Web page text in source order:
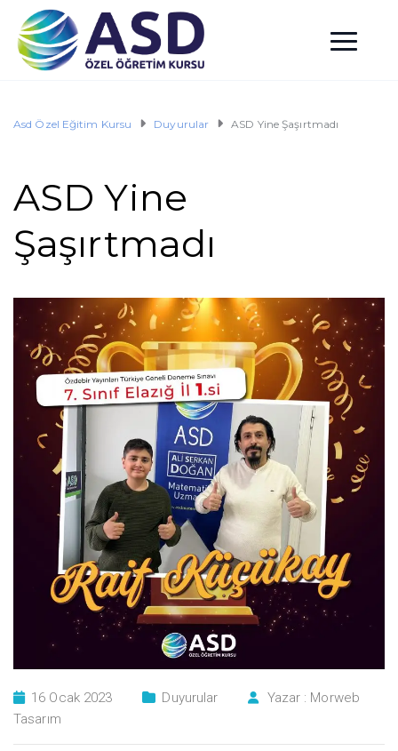
Asd Özel Eğitim Kursu Duyurular ASD Yine Şaşırtmadı
ASD Yine
Şaşırtmadı
16 Ocak 2023 Duyurular Yazar : Morweb
Tasarım